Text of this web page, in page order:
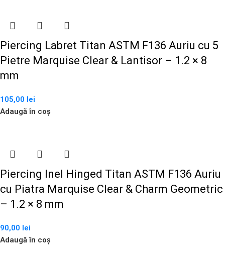
Piercing Labret Titan ASTM F136 Auriu cu 5
Pietre Marquise Clear & Lantisor – 1.2 × 8
mm
105,00 lei
Adaugă în coș
Piercing Inel Hinged Titan ASTM F136 Auriu
cu Piatra Marquise Clear & Charm Geometric
– 1.2 × 8 mm
90,00 lei
Adaugă în coș